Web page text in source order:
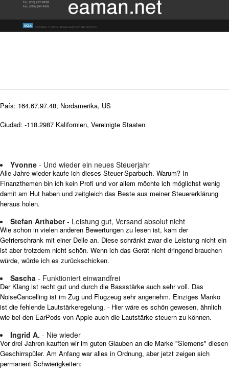
País: 164.67.97.48, Nordamerika, US
Ciudad: -118.2987 Kalifornien, Vereinigte Staaten
Yvonne - Und wieder ein neues Steuerjahr
Alle Jahre wieder kaufe ich dieses Steuer-Sparbuch. Warum? In
Finanzthemen bin ich kein Profi und vor allem möchte ich möglichst wenig
damit am Hut haben und zeitgleich das Beste aus meiner Steuererklärung
heraus holen.
Stefan Arthaber- Leistung gut, Versand absolut nicht
Wie schon in vielen anderen Bewertungen zu lesen ist, kam der
Gefrierschrank mit einer Delle an. Diese schränkt zwar die Leistung nicht ein
ist aber trotzdem nicht schön. Wenn ich das Gerät nicht dringend brauchen
würde, würde ich es zurückschicken.
Sascha - Funktioniert einwandfrei
Der Klang ist recht gut und durch die Bassstärke auch sehr voll. Das
NoiseCancelling ist im Zug und Flugzeug sehr angenehm. Einziges Manko
ist die fehlende Lautstärkeregelung. - Hier wäre es schön gewesen, ähnlich
wie bei den EarPods von Apple auch die Lautstärke steuern zu können.
Ingrid A. - Nie wieder
Vor drei Jahren kauften wir im guten Glauben an die Marke "Siemens" diesen
Geschirrspüler. Am Anfang war alles in Ordnung, aber jetzt zeigen sich
permanent Schwierigkeiten: